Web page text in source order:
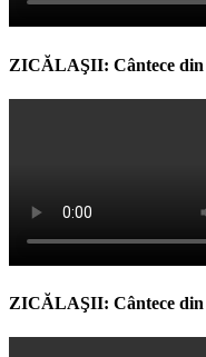
ZICĂLAŞII: Cântece din
ZICĂLAŞII: Cântece din